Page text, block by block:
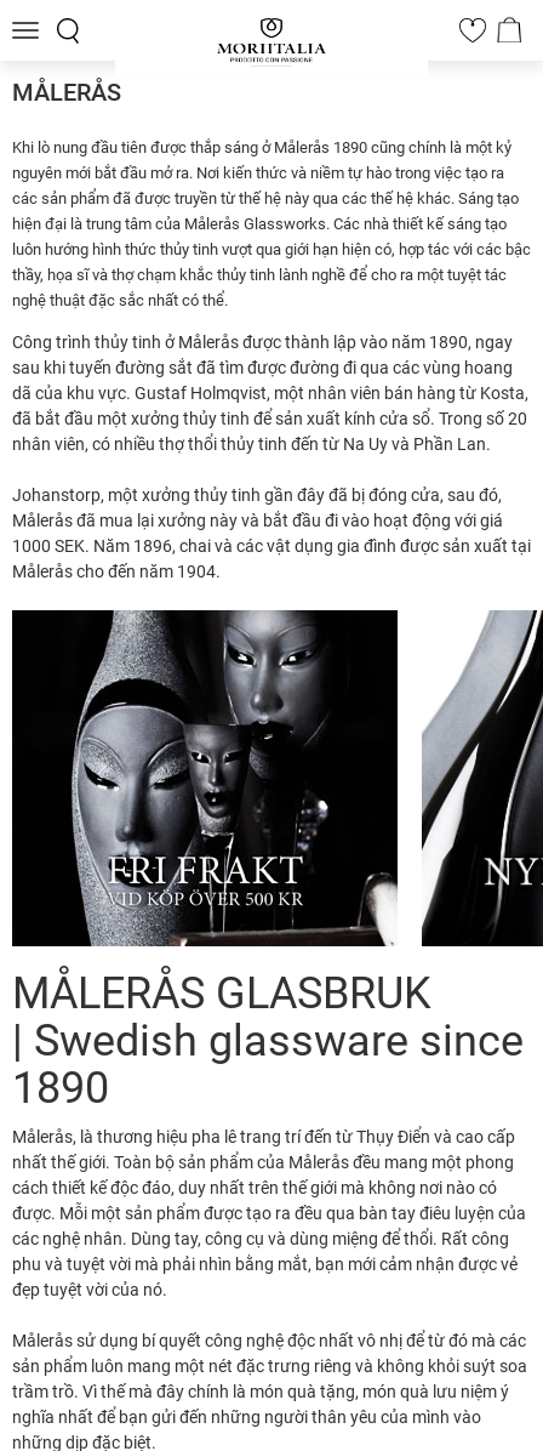
Toggle
0
MÅLERÅS
Khi lò nung đầu tiên được thắp sáng ở Målerås 1890 cũng chính là một kỷ
nguyên mới bắt đầu mở ra. Nơi kiến thức và niềm tự hào trong việc tạo ra
các sản phẩm đã được truyền từ thế hệ này qua các thế hệ khác. Sáng tạo
hiện đại là trung tâm của Målerås Glassworks. Các nhà thiết kế sáng tạo
luôn hướng hình thức thủy tinh vượt qua giới hạn hiện có, hợp tác với các bậc
thầy, họa sĩ và thợ chạm khắc thủy tinh lành nghề để cho ra một tuyệt tác
nghệ thuật đặc sắc nhất có thể.
Công trình thủy tinh ở Målerås được thành lập vào năm 1890, ngay
sau khi tuyến đường sắt đã tìm được đường đi qua các vùng hoang
dã của khu vực. Gustaf Holmqvist, một nhân viên bán hàng từ Kosta,
đã bắt đầu một xưởng thủy tinh để sản xuất kính cửa sổ. Trong số 20
nhân viên, có nhiều thợ thổi thủy tinh đến từ Na Uy và Phần Lan.
Johanstorp, một xưởng thủy tinh gần đây đã bị đóng cửa, sau đó,
Målerås đã mua lại xưởng này và bắt đầu đi vào hoạt động với giá
1000 SEK. Năm 1896, chai và các vật dụng gia đình được sản xuất tại
Målerås cho đến năm 1904.
MÅLERÅS GLASBRUK
| Swedish glassware since
1890
Målerås, là thương hiệu pha lê trang trí đến từ Thụy Điển và cao cấp
nhất thế giới. Toàn bộ sản phẩm của Målerås đều mang một phong
cách thiết kế độc đáo, duy nhất trên thế giới mà không nơi nào có
được. Mỗi một sản phẩm được tạo ra đều qua bàn tay điêu luyện của
các nghệ nhân. Dùng tay, công cụ và dùng miệng để thổi. Rất công
phu và tuyệt vời mà phải nhìn bằng mắt, bạn mới cảm nhận được vẻ
đẹp tuyệt vời của nó.
Målerås sử dụng bí quyết công nghệ độc nhất vô nhị để từ đó mà các
sản phẩm luôn mang một nét đặc trưng riêng và không khỏi suýt soa
trầm trồ. Vì thế mà đây chính là món quà tặng, món quà lưu niệm ý
nghĩa nhất để bạn gửi đến những người thân yêu của mình vào
những dịp đặc biệt.